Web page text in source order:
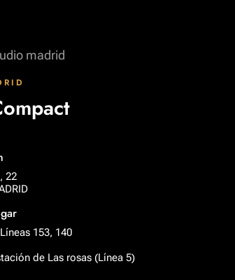
22
153, 140
de Las rosas (Línea 5)